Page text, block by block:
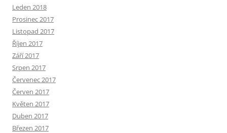
Leden 2018
Prosinec 2017
Listopad 2017
Říjen 2017
Září 2017
Srpen 2017
Červenec 2017
Červen 2017
Květen 2017
Duben 2017
Březen 2017